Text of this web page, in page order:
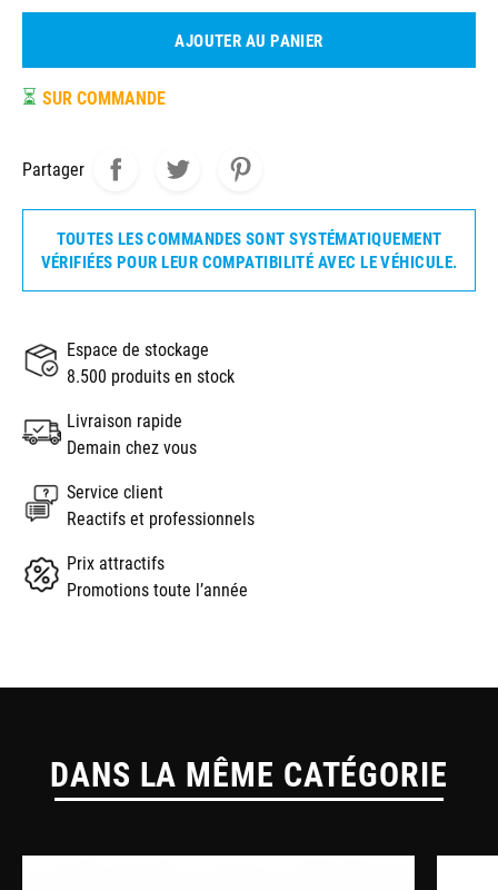
AJOUTER AU PANIER
⏳ SUR COMMANDE
Partager
TOUTES LES COMMANDES SONT SYSTÉMATIQUEMENT
VÉRIFIÉES POUR LEUR COMPATIBILITÉ AVEC LE VÉHICULE.
Espace de stockage
8.500 produits en stock
Livraison rapide
Demain chez vous
Service client
Reactifs et professionnels
Prix attractifs
Promotions toute l’année
DANS LA MÊME CATÉGORIE